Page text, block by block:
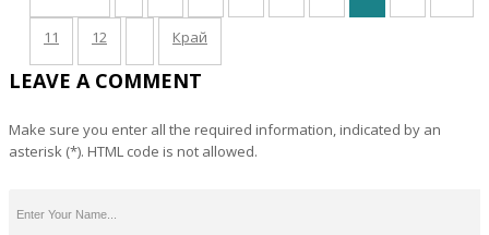
11 12 Край
LEAVE A COMMENT
Make sure you enter all the required information, indicated by an
asterisk (*). HTML code is not allowed.